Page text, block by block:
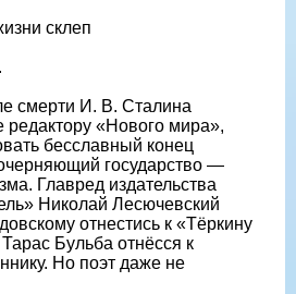
склеп
смерти И. В. Сталина
редактору «Нового мира»,
бесславный конец
государство —
Главред издательства
Николай Лесючевский
отнестись к «Тёркину
Бульба отнёсся к
Но поэт даже не